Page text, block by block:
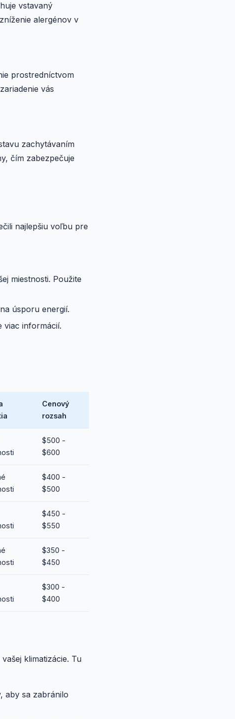
vstavaný
alergénov v
prostredníctvom
vás
zachytávaním
čím zabezpečuje
najlepšiu voľbu pre
miestnosti. Použite
úsporu energií.
viac informácií.
Cenový
rozsah
$500 -
$600
$400 -
$500
$450 -
$550
$350 -
$450
$300 -
$400
klimatizácie. Tu
aby sa zabránilo